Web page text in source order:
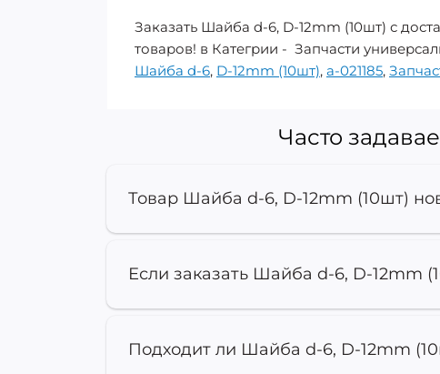
Заказать Шайба d-6, D-12mm (10шт) с
товаров! в Категрии - Запчасти
Шайба d-6, D-12mm (10шт), a-021185,
Часто
Товар Шайба d-6, D-12mm (10шт)
Если заказать Шайба d-6, D-12mm
Подходит ли Шайба d-6, D-12mm